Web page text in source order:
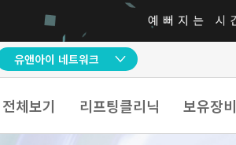
유앤아이 네트워크
전체보기 리프팅클리닉 보유장비